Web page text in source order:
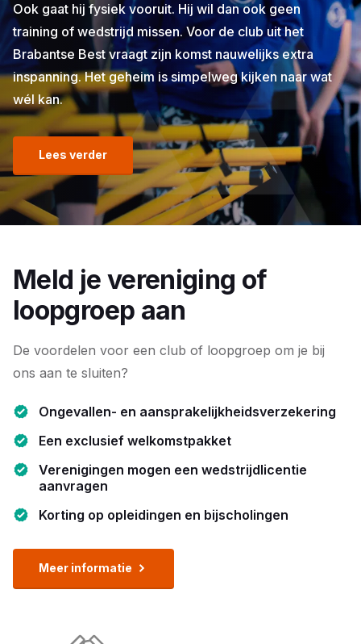
Ook gaat hij fysiek vooruit. Hij wil dan ook geen
training of wedstrijd missen. Voor de club uit het
Brabantse Best vraagt zijn komst nauwelijks extra
inspanning. Het geheim is simpelweg kijken naar wat
wél kan.
Lees verder
Meld je vereniging of
loopgroep aan
De voordelen voor een club of loopgroep om je bij
ons aan te sluiten?
Ongevallen- en aansprakelijkheidsverzekering
Een exclusief welkomstpakket
Verenigingen mogen een wedstrijdlicentie
aanvragen
Korting op opleidingen en bijscholingen
Meer informatie